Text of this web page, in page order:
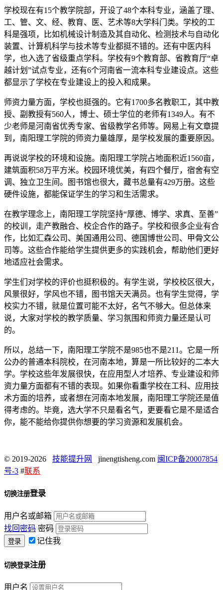
学校现在有15个教学院部，开设了48个本科专业，涵盖了理、
工、管、文、经、教育、医、艺术等8大学科门类。学校的工
科是强项，比如机械设计制造及其自动化、检测技术与自动化
装置、计算机科学与技术等专业都挺不错的。还有中医内科
学，也入选了省级重点学科。学校有9个教育部、省教育厅“卓
越计划”试点专业，还有6个河南省一流本科专业建设点。这些
都显示了学校在专业建设上的投入和成果。
师资力量方面，学校也挺强的。它有1700多名教职工，其中教
授、副教授有560人，博士、硕士学位的老师有1349人。有不
少老师是河南省优秀专家、省级教学名师等。网易上有文章提
到，南阳理工学院的师资力量雄厚，是学校发展的重要原因。
再说说学校的环境和设施。南阳理工学院占地面积近1560亩，
建筑面积58万平方米。校园环境优美，有四个餐厅，宿舍有空
调、独立卫生间。图书馆也很大，藏书总量有429万册。这些
硬件设施，都能保证学生的学习和生活需求。
在教学理念上，南阳理工学院坚持“厚德、博学、求真、至善”
的校训，走产教融合、校企合作的路子。学校和很多企业有合
作，比如汇森公司、美国通用公司、德国博世公司、甲骨文公
司等。这些合作能给学生提供更多的实践机会，帮助他们更好
地适应社会需求。
学生们对学校的评价也挺积极的。有学生说，学校校区很大，
风景很好，学风也不错，图书馆天天满员。也有学生觉得，学
校实力不错，就是位置可能不太好，名气不够大。但总体来
说，大家对学校的教学质量、学习氛围和师资力量还是认可
的。
所以，总结一下，南阳理工学院不是985也不是211。它是一所
公办的普通本科院校，在河南本地，算是一所比较好的二本大
学。学校这些年发展很快，在应用型人才培养、专业建设和师
资力量方面都有不错的表现。如果你看重学校在工科、应用技
术方面的培养，或者想在河南本地发展，南阳理工学院还是值
得考虑的。毕竟，选大学不只是看名气，更要看它是不是适合
你，能不能给你提供你想要的学习资源和发展机会。
© 2019-2026 技能提升网 jinengtisheng.com 闽ICP备20007854
号-3 #联系
切换注册登录
用户名或邮箱
找回密码 密码
记住我
切换登录注册
用户名